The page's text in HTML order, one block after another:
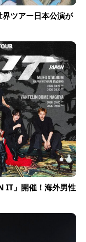
界ツアー日本公演が
IT」開催！海外男性